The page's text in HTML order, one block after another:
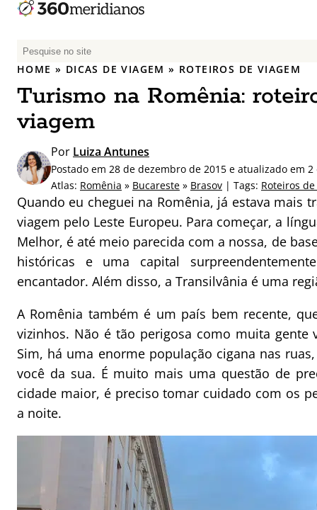
P
e
q
u
a
r
p
o
r
:
HOME » DICAS DE VIAGEM » ROTEIROS DE VIAGEM
Turismo na Romênia:
viagem
Por Luiza Antunes
Postado em 28 de dezembro de 2015 e atualizado em
Atlas: Romênia » Bucareste » Brasov | Tags: Roteiros
Quando eu cheguei na Romênia, já estava mais
viagem pelo Leste Europeu. Para começar, a
Melhor, é até meio parecida com a nossa, de
históricas e uma capital
encantador. Além disso, a Transilvânia é uma
A Romênia também é um país bem recente,
vizinhos. Não é tão perigosa como muita gente
Sim, há uma enorme população cigana nas
você da sua. É muito mais uma questão de
cidade maior, é preciso tomar cuidado com os
a noite.